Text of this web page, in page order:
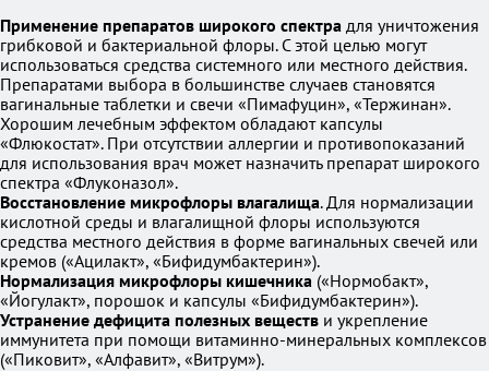
Применение препаратов широкого спектра для уничтожения
грибковой и бактериальной флоры. С этой целью могут
использоваться средства системного или местного действия.
Препаратами выбора в большинстве случаев становятся
вагинальные таблетки и свечи «Пимафуцин», «Тержинан».
Хорошим лечебным эффектом обладают капсулы
«Флюкостат». При отсутствии аллергии и противопоказаний
для использования врач может назначить препарат широкого
спектра «Флуконазол».
Восстановление микрофлоры влагалища. Для нормализации
кислотной среды и влагалищной флоры используются
средства местного действия в форме вагинальных свечей или
кремов («Ацилакт», «Бифидумбактерин»).
Нормализация микрофлоры кишечника («Нормобакт»,
«Йогулакт», порошок и капсулы «Бифидумбактерин»).
Устранение дефицита полезных веществ и укрепление
иммунитета при помощи витаминно-минеральных комплексов
(«Пиковит», «Алфавит», «Витрум»).